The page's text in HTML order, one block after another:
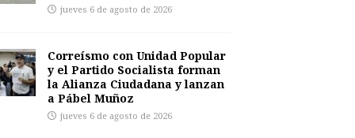
jueves 6 de agosto de 2026
Correísmo con Unidad Popular
y el Partido Socialista forman
la Alianza Ciudadana y lanzan
a Pábel Muñoz
jueves 6 de agosto de 2026